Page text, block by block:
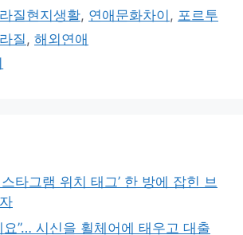
질현지생활, 연애문화차이 , 포르투
질 , 해외연애
타그램 위치 태그’ 한 방에 잡힌 브
요”… 시신을 휠체어에 태우고 대출